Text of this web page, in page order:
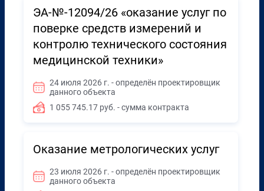
ЭА-№-12094/26 «оказание услуг по
поверке средств измерений и
контролю технического состояния
медицинской техники»
24 июля 2026 г. - определён проектировщик
данного объекта
1 055 745.17 руб. - сумма контракта
Оказание метрологических услуг
23 июля 2026 г. - определён проектировщик
данного объекта